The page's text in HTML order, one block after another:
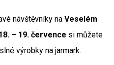
návštěvníky na Veselém
– 19. července si můžete
výrobky na jarmark.